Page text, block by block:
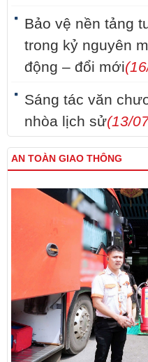
Bảo vệ nền tảng
trong kỷ nguyên
động – đổi mới
Sáng tác văn
nhòa lịch sử(13/
AN TOÀN GIAO THÔNG